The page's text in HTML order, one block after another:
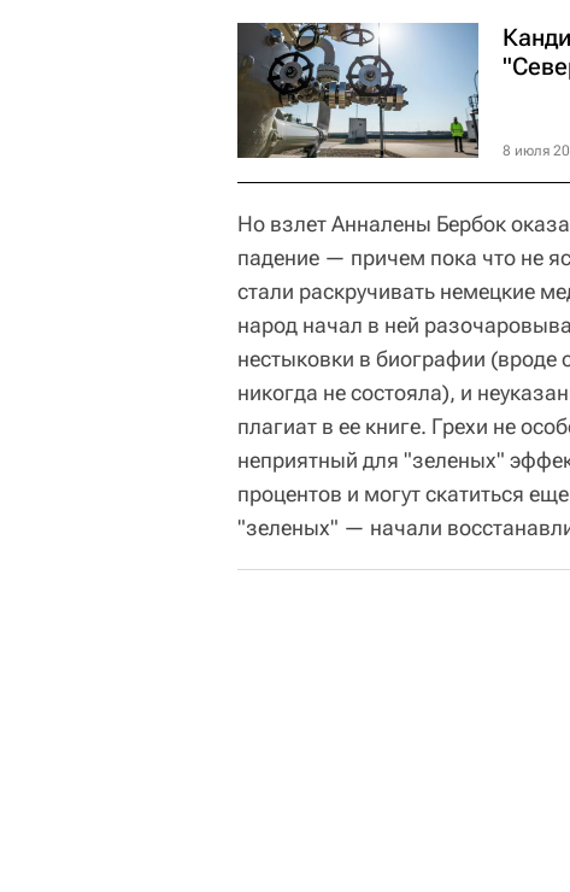
8 июля
Но взлет Анналены Бербок
падение — причем пока что не
стали раскручивать немецкие
народ начал в ней
нестыковки в биографии (вроде
никогда не состояла), и
плагиат в ее книге. Грехи не
неприятный для "зеленых"
процентов и могут скатиться
"зеленых" — начали